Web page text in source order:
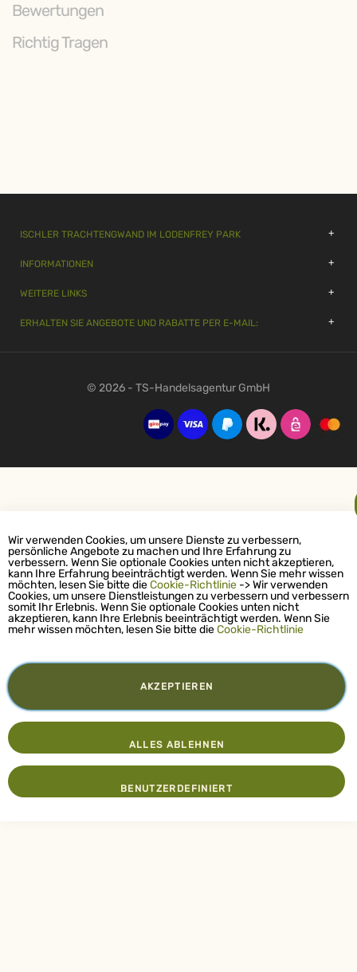
Bewertungen
Richtig Tragen
ISCHLER TRACHTENGWAND IM LODENFREY PARK
INFORMATIONEN
WEITERE LINKS
ERHALTEN SIE ANGEBOTE UND RABATTE PER E-MAIL:
© 2026 - TS-Handelsagentur GmbH
Wir verwenden Cookies, um unsere Dienste zu verbessern,
persönliche Angebote zu machen und Ihre Erfahrung zu
verbessern. Wenn Sie optionale Cookies unten nicht akzeptieren,
kann Ihre Erfahrung beeinträchtigt werden. Wenn Sie mehr wissen
möchten, lesen Sie bitte dieCookie-Richtlinie -> Wir verwenden
Cookies, um unsere Dienstleistungen zu verbessern und verbessern
somit Ihr Erlebnis. Wenn Sie optionale Cookies unten nicht
akzeptieren, kann Ihre Erlebnis beeinträchtigt werden. Wenn Sie
mehr wissen möchten, lesen Sie bitte dieCookie-Richtlinie
AKZEPTIEREN
BENUTZERDEFINIERT
ALLES ABLEHNEN